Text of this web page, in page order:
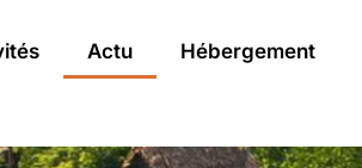
Actu Hébergement